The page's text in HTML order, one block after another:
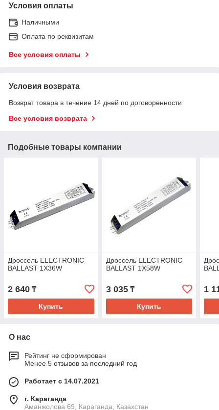
Условия оплаты
Наличными
Оплата по реквизитам
Все условия оплаты
Условия возврата
Возврат товара в течение 14 дней по договоренности
Все условия возврата
Подобные товары компании
Дроссель ELECTRONIC
BALLAST 1X36W
2 640 ₸
Купить
Дроссель ELECTRONIC
BALLAST 1X58W
3 035₸
Купить
1
О нас
Рейтинг не сформирован
Менее 5 отзывов за последний год
Работает с 14.07.2021
г. Караганда
Аманжолова 69, Караганда, Казахстан